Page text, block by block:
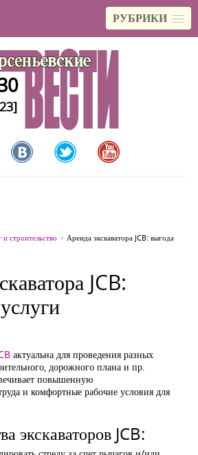
РУБРИКИ
строительство
Аренда экскаватора JCB: выгода
JCB:
актуальна для проведения разных
дорожного плана и пр.
повышенную
и комфортные рабочие условия для
экскаваторов JCB: